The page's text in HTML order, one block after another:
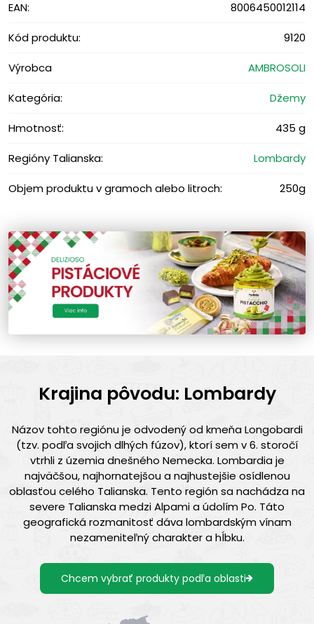
EAN: 8006450012114
Kód produktu: 9120
Výrobca AMBROSOLI
Kategória: Džemy
Hmotnosť: 435 g
Regióny Talianska: Lombardy
Objem produktu v gramoch alebo litroch: 250g
Krajina pôvodu: Lombardy
Názov tohto regiónu je odvodený od kmeňa Longobardi
(tzv. podľa svojich dlhých fúzov), ktorí sem v 6. storočí
vtrhli z územia dnešného Nemecka. Lombardia je
najväčšou, najhornatejšou a najhustejšie osídlenou
oblasťou celého Talianska. Tento región sa nachádza na
severe Talianska medzi Alpami a údolím Po. Táto
geografická rozmanitosť dáva lombardským vínam
nezameniteľný charakter a hĺbku.
Chcem vybrať produkty podľa oblasti